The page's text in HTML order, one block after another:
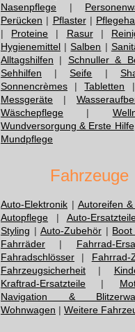
Nasenpflege |
Perücken | Pflaster|
| Proteine | Rasur|
Hygienemittel |Salben |
Alltagshilfen | Schnuller &
Sehhilfen |Seife |
Sonnencrèmes |Tabletten
Messgeräte |
Wäschepflege |
Wundversorgung & Erste Hilfe
Mundpflege
Fahrzeuge
Auto-Elektronik | Autoreifen
Autopflege | Auto-
Styling | Auto-Zubehör|
Fahrräder | Fahrrad-
Fahradschlösser | Fahrrad-
Fahrzeugsicherheit |
Kraftrad-Ersatzteile |
Navigation &
Wohnwagen | Weitere